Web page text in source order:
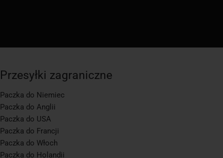
Przesyłki zagraniczne
Paczka do Niemiec
Paczka do Anglii
Paczka do USA
Paczka do Francji
Paczka do Włoch
Paczka do Holandii